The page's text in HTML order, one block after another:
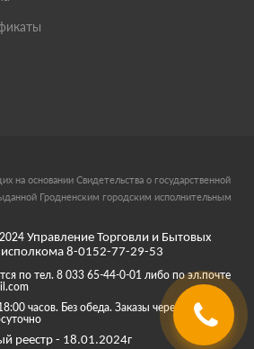
на основании Свидетельства о государственной
Гродненским городским исполнительным
2024 Управление Торговли и Бытовых
8-0152-77-29-53
по тел. 8 033 65-44-0-01 либо по эл.почте
часов. Без обеда. Заказы через корзину
реестр - 18.01.2024г